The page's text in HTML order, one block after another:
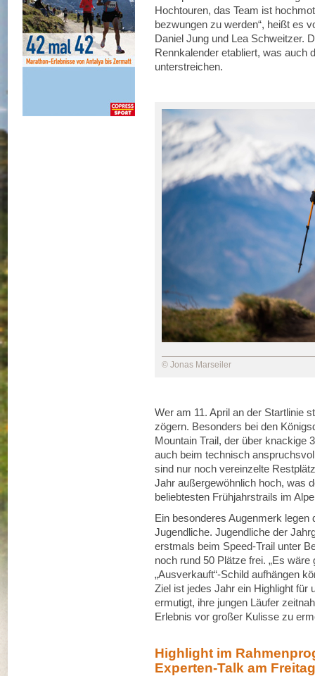
Hochtouren, das Team ist
bezwungen zu werden“, heißt es
Daniel Jung und Lea Schweitzer.
Rennkalender etabliert, was auch
unterstreichen.
© Jonas Marseiler
Wer am 11. April an der Startlinie
zögern. Besonders bei den
Mountain Trail, der über knackige
auch beim technisch
sind nur noch vereinzelte
Jahr außergewöhnlich hoch, was
beliebtesten Frühjahrstrails im
Ein besonderes Augenmerk legen
Jugendliche. Jugendliche der
erstmals beim Speed-Trail unter
noch rund 50 Plätze frei. „Es
„Ausverkauft“-Schild aufhängen
Ziel ist jedes Jahr ein Highlight für
ermutigt, ihre jungen Läufer
Erlebnis vor großer Kulisse zu
Highlight im
Experten-Talk am Freitag